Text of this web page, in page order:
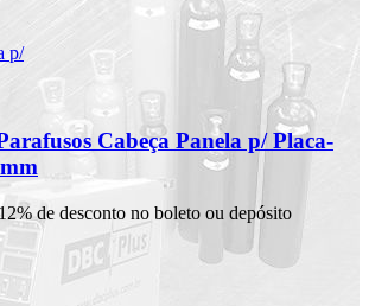
Cabeça Panela p/ Placa-
de desconto no boleto ou depósito